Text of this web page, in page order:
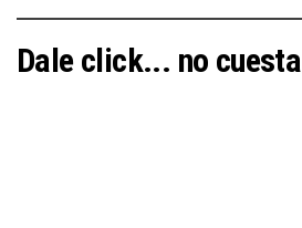
Dale click... no cuesta